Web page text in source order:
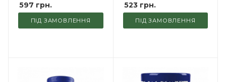
597 грн.
ПІД ЗАМОВЛЕННЯ
523грн.
ПІД ЗАМОВЛЕННЯ